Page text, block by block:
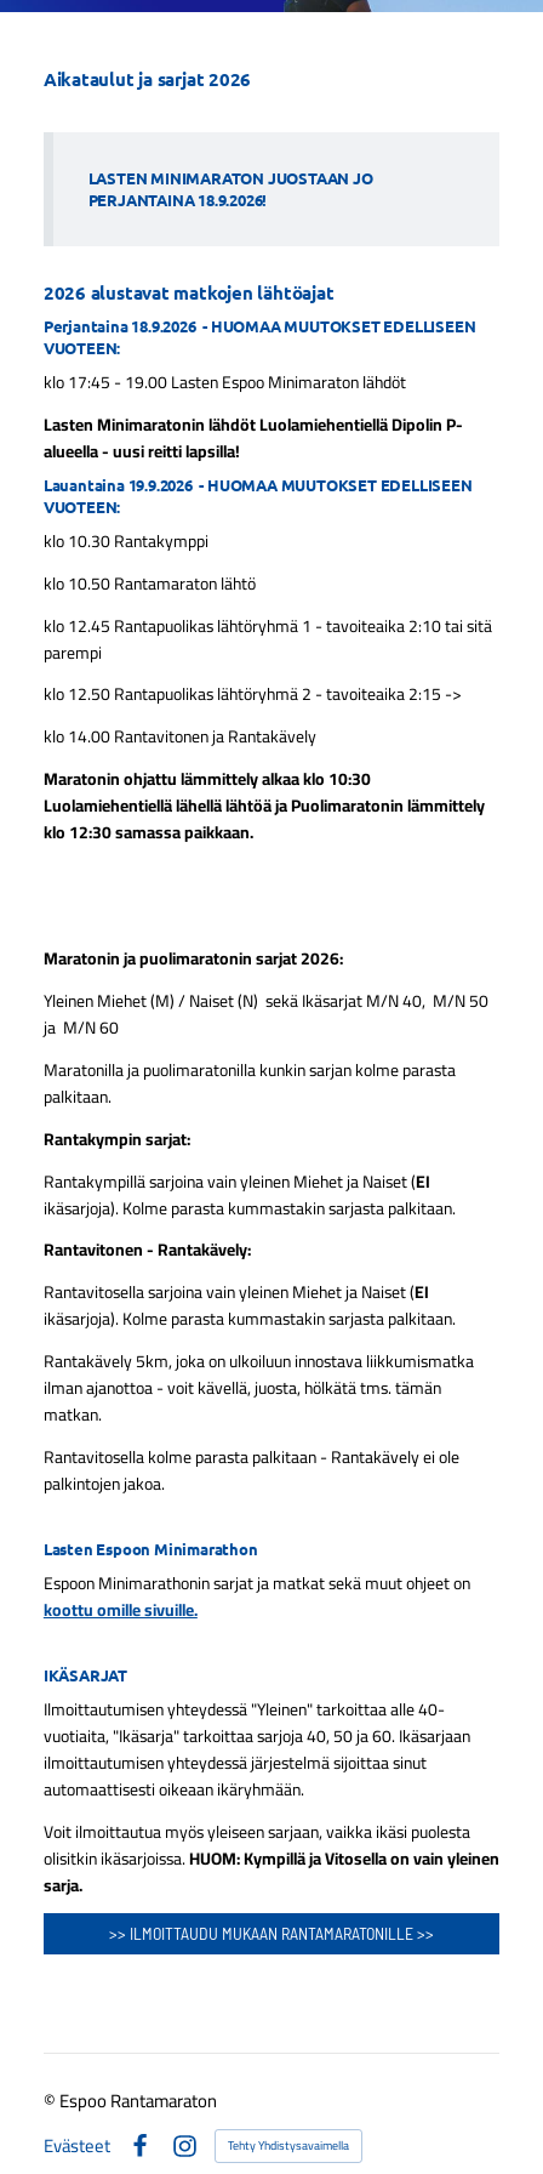
Aikataulut ja sarjat 2026
LASTEN MINIMARATON JUOSTAAN JO
PERJANTAINA 18.9.2026!
2026 alustavat matkojen lähtöajat
Perjantaina 18.9.2026 - HUOMAA MUUTOKSET EDELLISEEN
VUOTEEN:
klo 17:45 - 19.00 Lasten Espoo Minimaraton lähdöt
Lasten Minimaratonin lähdöt Luolamiehentiellä Dipolin P-
alueella - uusi reitti lapsilla!
Lauantaina 19.9.2026 - HUOMAA MUUTOKSET EDELLISEEN
VUOTEEN:
klo 10.30 Rantakymppi
klo 10.50 Rantamaraton lähtö
klo 12.45 Rantapuolikas lähtöryhmä 1 - tavoiteaika 2:10 tai sitä
parempi
klo 12.50 Rantapuolikas lähtöryhmä 2 - tavoiteaika 2:15 ->
klo 14.00 Rantavitonen ja Rantakävely
Maratonin ohjattu lämmittely alkaa klo 10:30
Luolamiehentiellä lähellä lähtöä ja Puolimaratonin lämmittely
klo 12:30 samassa paikkaan.
Maratonin ja puolimaratonin sarjat 2026:
Yleinen Miehet (M) / Naiset (N) sekä Ikäsarjat M/N 40, M/N 50
ja M/N 60
Maratonilla ja puolimaratonilla kunkin sarjan kolme parasta
palkitaan.
Rantakympin sarjat:
Rantakympillä sarjoina vain yleinen Miehet ja Naiset (EI
ikäsarjoja). Kolme parasta kummastakin sarjasta palkitaan.
Rantavitonen - Rantakävely:
Rantavitosella sarjoina vain yleinen Miehet ja Naiset (EI
ikäsarjoja). Kolme parasta kummastakin sarjasta palkitaan.
Rantakävely 5km, joka on ulkoiluun innostava liikkumismatka
ilman ajanottoa - voit kävellä, juosta, hölkätä tms. tämän
matkan.
Rantavitosella kolme parasta palkitaan - Rantakävely ei ole
palkintojen jakoa.
Lasten Espoon Minimarathon
Espoon Minimarathonin sarjat ja matkat sekä muut ohjeet on
koottu omille sivuille.
IKÄSARJAT
Ilmoittautumisen yhteydessä "Yleinen" tarkoittaa alle 40-
vuotiaita, "Ikäsarja" tarkoittaa sarjoja 40, 50 ja 60. Ikäsarjaan
ilmoittautumisen yhteydessä järjestelmä sijoittaa sinut
automaattisesti oikeaan ikäryhmään.
Voit ilmoittautua myös yleiseen sarjaan, vaikka ikäsi puolesta
olisitkin ikäsarjoissa.HUOM: Kympillä ja Vitosella on vain yleinen
sarja.
>> ILMOITTAUDU MUKAAN RANTAMARATONILLE >>
©Espoo Rantamaraton
Evästeet
FacebookInstagram
Tehty Yhdistysavaimella